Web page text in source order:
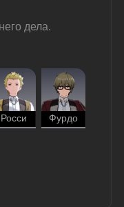
дела.
Росси Фурдо